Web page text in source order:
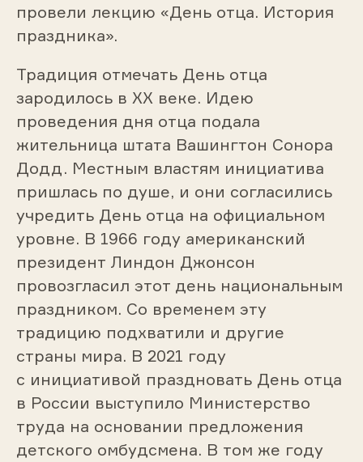
провели лекцию «День отца. История
праздника».
Традиция отмечать День отца
зародилось в ХХ веке. Идею
проведения дня отца подала
жительница штата Вашингтон Сонора
Додд. Местным властям инициатива
пришлась по душе, и они согласились
учредить День отца на официальном
уровне. В 1966 году американский
президент Линдон Джонсон
провозгласил этот день национальным
праздником. Со временем эту
традицию подхватили и другие
страны мира. В 2021 году
с инициативой праздновать День отца
в России выступило Министерство
труда на основании предложения
детского омбудсмена. В том же году